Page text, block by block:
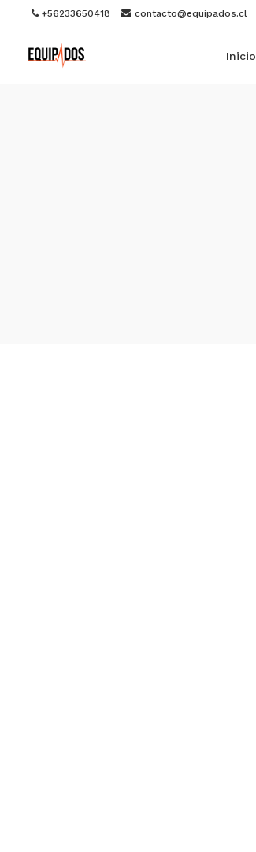
+56233650418 contacto@equipados.cl
Inicio